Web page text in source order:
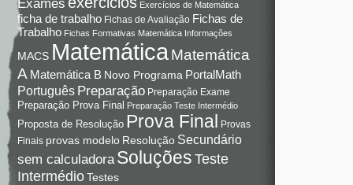
Exames Exercícios de Matemática
ficha de trabalho Fichas de Avaliação Fichas de
Trabalho Fichas Formativas Matemática Informações
MACS Matemática Matemática
A Matemática B Novo Programa PortalMath
Português Preparação Preparação Exame
Preparação Prova Final Preparação Teste Intermédio
Proposta de Resolução Prova Final Provas
Finais provas modelo Resolução Secundário
sem calculadora Soluções Teste
IntermédioTestes